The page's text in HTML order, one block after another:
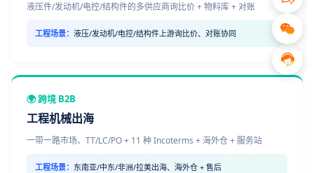
液压件/发动机/电控/结构件的多供应商询比价 + 物料库 + 对账
工程场景： 液压/发动机/电控/结构件上游询比价、对账协同
🌍 跨境 B2B
工程机械出海
一带一路市场、TT/LC/PO + 11 种 Incoterms + 海外仓 + 服务站
工程场景： 东南亚/中东/非洲/拉美出海、海外仓 + 售后